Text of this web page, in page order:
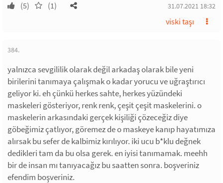
(5) (1) 31.07.2021 18:32
viski taşı
384.
yalnızca sevgililik olarak değil arkadaş olarak bile yeni
birilerini tanımaya çalışmak o kadar yorucu ve uğraştırıcı
geliyor ki. eh çünkü herkes sahte, herkes yüzündeki
maskeleri gösteriyor, renk renk, çeşit çeşit maskelerini. o
maskelerin arkasındaki gerçek kişiliği çözeceğiz diye
göbeğimiz çatlıyor, göremez de o maskeye kanıp hayatımıza
alırsak bu sefer de kalbimiz kırılıyor. iki ucu b*klu değnek
dedikleri tam da bu olsa gerek. en iyisi tanımamak. meehh
bir de insan mı tanıyacağız bu saatten sonra. boşveriniz
efendim boşveriniz.